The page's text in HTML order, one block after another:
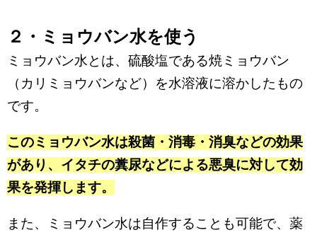
２・ミョウバン水を使う
ミョウバン水とは、硫酸塩である焼ミョウバン
（カリミョウバンなど）を水溶液に溶かしたもの
です。
このミョウバン水は殺菌・消毒・消臭などの効果
があり、イタチの糞尿などによる悪臭に対して効
果を発揮します。
また、ミョウバン水は自作することも可能で、薬